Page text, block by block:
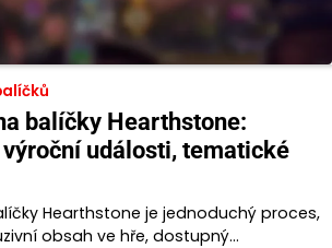
balíčky Hearthstone:
události, tematické
Hearthstone je jednoduchý proces,
obsah ve hře, dostupný…